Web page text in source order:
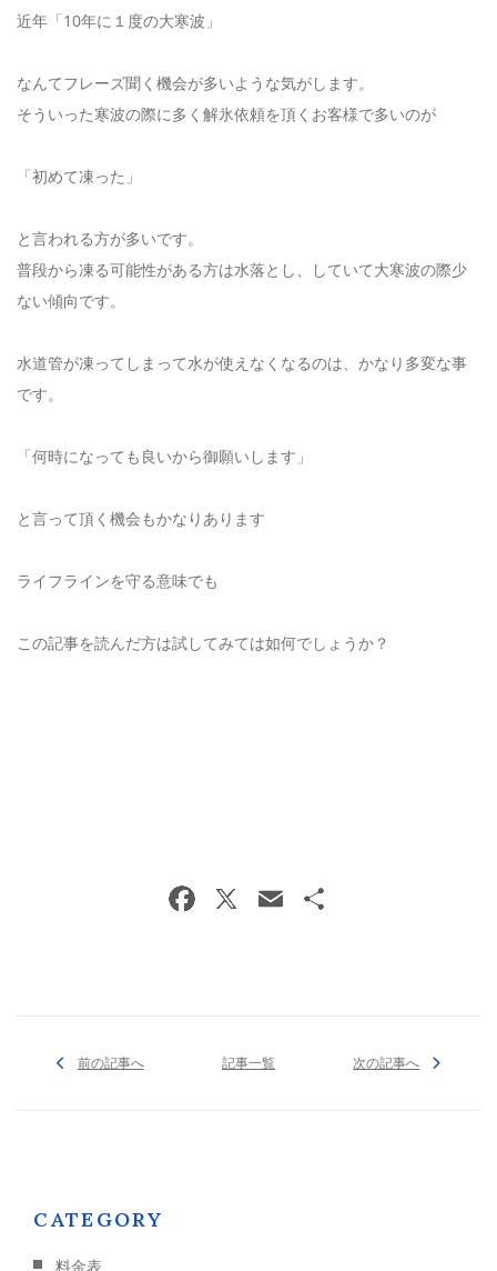
近年「10年に１度の大寒波」
なんてフレーズ聞く機会が多いような気がします。
そういった寒波の際に多く解氷依頼を頂くお客様で多いのが
「初めて凍った」
と言われる方が多いです。
普段から凍る可能性がある方は水落とし、していて大寒波の際少
ない傾向です。
水道管が凍ってしまって水が使えなくなるのは、かなり多変な事
です。
「何時になっても良いから御願いします」
と言って頂く機会もかなりあります
ライフラインを守る意味でも
この記事を読んだ方は試してみては如何でしょうか？
前の記事へ 記事一覧 次の記事へ
CATEGORY
料金表